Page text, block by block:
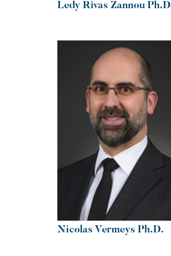
Ledy Rivas Zannou Ph.D
Nicolas Vermeys Ph.D.